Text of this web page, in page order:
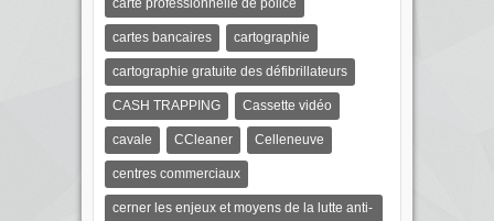
carte professionnelle de police
cartes bancaires cartographie
cartographie gratuite des défibrillateurs
CASH TRAPPING Cassette vidéo
cavale CCleaner Celleneuve
centres commerciaux
cerner les enjeux et moyens de la lutte anti-